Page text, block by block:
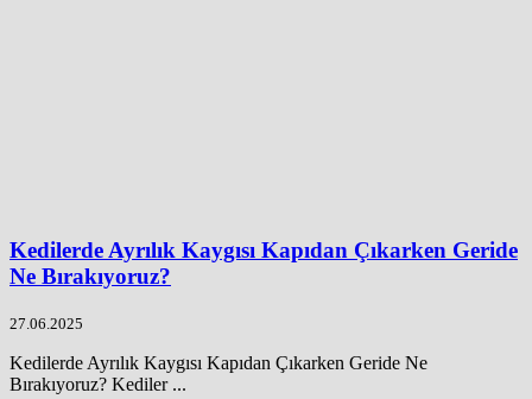
Kedilerde Ayrılık Kaygısı Kapıdan Çıkarken Geride
Ne Bırakıyoruz?
27.06.2025
Kedilerde Ayrılık Kaygısı Kapıdan Çıkarken Geride Ne
Bırakıyoruz? Kediler ...